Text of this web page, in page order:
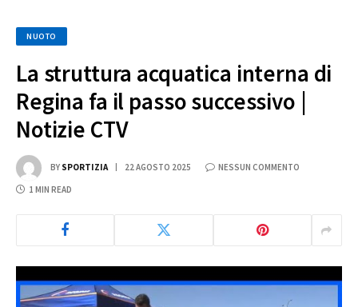
NUOTO
La struttura acquatica interna di
Regina fa il passo successivo |
Notizie CTV
BY SPORTIZIA 22 AGOSTO 2025 NESSUN COMMENTO
1 MIN READ